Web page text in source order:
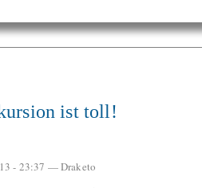
ist toll!
- 23:37 —Draketo